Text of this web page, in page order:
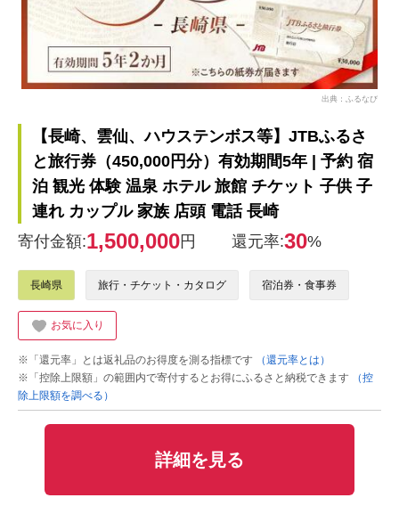
出典：ふるなび
【長崎、雲仙、ハウステンボス等】JTBふるさ
と旅行券（450,000円分）有効期間5年 | 予約 宿
泊 観光 体験 温泉 ホテル 旅館 チケット 子供 子
連れ カップル 家族 店頭 電話 長崎
寄付金額:1,500,000円 還元率:30%
長崎県 旅行・チケット・カタログ 宿泊券・食事券
お気に入り
※「還元率」とは返礼品のお得度を測る指標です
（還元率とは）
※「控除上限額」の範囲内で寄付するとお得にふるさと納税できます
（控
除上限額を調べる）
詳細を見る